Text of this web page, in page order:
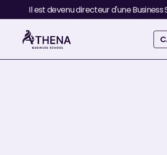
Il est devenu directeur d'une Business
Blog
Salaire Bachelor en alternance
Salaire Bachelor en alternance 2026 :
Thibaud
Publié le19/05
Ouvrir la vidéo